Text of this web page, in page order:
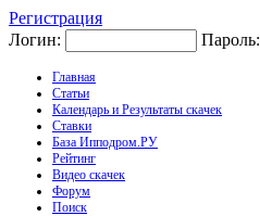
Регистрация
Логин:
Пароль:
Главная
Статьи
Календарь и Результаты скачек
Ставки
База Ипподром.РУ
Рейтинг
Видео скачек
Форум
Поиск